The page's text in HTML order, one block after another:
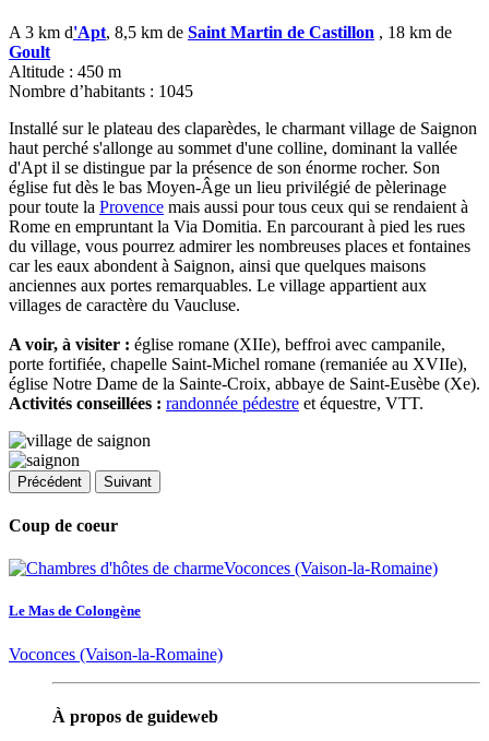
A 3 km d'Apt, 8,5 km de Saint Martin de Castillon , 18 km de
Goult
Altitude : 450 m
Nombre d’habitants : 1045
Installé sur le plateau des claparèdes, le charmant village de Saignon
haut perché s'allonge au sommet d'une colline, dominant la vallée
d'Apt il se distingue par la présence de son énorme rocher. Son
église fut dès le bas Moyen-Âge un lieu privilégié de pèlerinage
pour toute la Provence mais aussi pour tous ceux qui se rendaient à
Rome en empruntant la Via Domitia. En parcourant à pied les rues
du village, vous pourrez admirer les nombreuses places et fontaines
car les eaux abondent à Saignon, ainsi que quelques maisons
anciennes aux portes remarquables. Le village appartient aux
villages de caractère du Vaucluse.
A voir, à visiter : église romane (XIIe), beffroi avec campanile,
porte fortifiée, chapelle Saint-Michel romane (remaniée au XVIIe),
église Notre Dame de la Sainte-Croix, abbaye de Saint-Eusèbe (Xe).
Activités conseillées : randonnée pédestre et équestre, VTT.
Précédent Suivant
Coup de coeur
Le Mas de Colongène
Voconces (Vaison-la-Romaine)
À propos de guideweb